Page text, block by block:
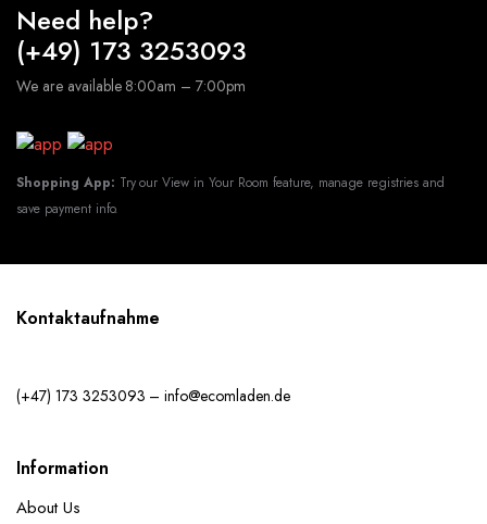
Need help?
(+49) 173 3253093
We are available 8:00am – 7:00pm
Shopping App: Try our View in Your Room feature, manage registries and
save payment info.
Kontaktaufnahme
(+47) 173 3253093 – info@ecomladen.de
Information
About Us